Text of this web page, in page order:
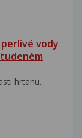
vody
hrtanu...